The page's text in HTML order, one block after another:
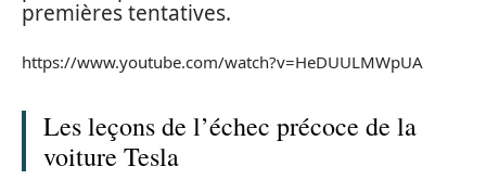
premières tentatives.
https://www.youtube.com/watch?v=HeDUULMWpUA
Les leçons de l’échec précoce de la
voiture Tesla